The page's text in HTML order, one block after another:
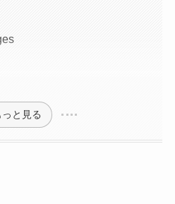
っと見る